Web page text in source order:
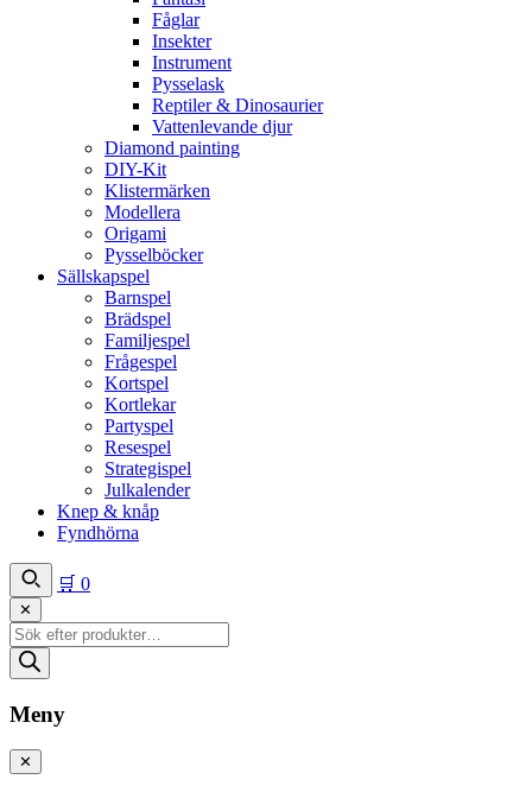
Fåglar
Insekter
Instrument
Pysselask
Reptiler & Dinosaurier
Vattenlevande djur
Diamond painting
DIY-Kit
Klistermärken
Modellera
Origami
Pysselböcker
Sällskapspel
Barnspel
Brädspel
Familjespel
Frågespel
Kortspel
Kortlekar
Partyspel
Resespel
Strategispel
Julkalender
Knep & knåp
Fyndhörna
🛒 0
✕
Produktsökning
Meny
✕